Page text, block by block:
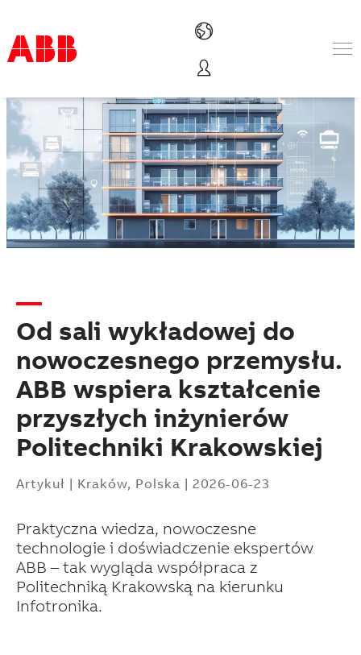
Produkty i rozwiązania
Branże
Usługi
About us
Złóż zamówienie
Skontaktuj się z nami
Kariera
Od sali wykładowej do
nowoczesnego przemysłu.
ABB wspiera kształcenie
przyszłych inżynierów
Politechniki Krakowskiej
Artykuł | Kraków, Polska | 2026-06-23
Praktyczna wiedza, nowoczesne
technologie i doświadczenie ekspertów
ABB – tak wygląda współpraca z
Politechniką Krakowską na kierunku
Infotronika.